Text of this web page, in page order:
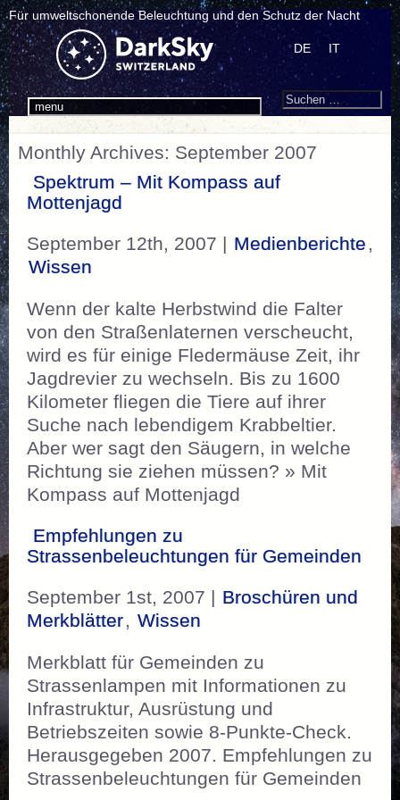
Für umweltschonende Beleuchtung und den Schutz der Nacht
menu
DE IT
Search
Suchen
Monthly Archives: September 2007
Spektrum – Mit Kompass auf
Mottenjagd
September 12th, 2007 | Medienberichte ,
Wissen
Wenn der kalte Herbstwind die Falter
von den Straßenlaternen verscheucht,
wird es für einige Fledermäuse Zeit, ihr
Jagdrevier zu wechseln. Bis zu 1600
Kilometer fliegen die Tiere auf ihrer
Suche nach lebendigem Krabbeltier.
Aber wer sagt den Säugern, in welche
Richtung sie ziehen müssen? » Mit
Kompass auf Mottenjagd
Empfehlungen zu
Strassenbeleuchtungen für Gemeinden
September 1st, 2007 | Broschüren und
Merkblätter, Wissen
Merkblatt für Gemeinden zu
Strassenlampen mit Informationen zu
Infrastruktur, Ausrüstung und
Betriebszeiten sowie 8-Punkte-Check.
Herausgegeben 2007. Empfehlungen zu
Strassenbeleuchtungen für Gemeinden